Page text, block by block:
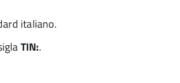
italiano.
TIN:.